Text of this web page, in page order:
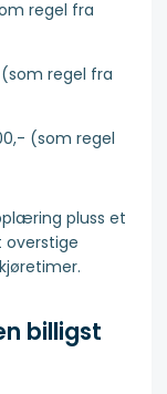
regel fra
(som regel fra
(som regel
pluss et
overstige
billigst